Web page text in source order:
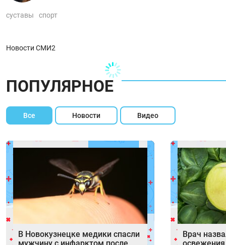
суставы спорт
Новости СМИ2
ПОПУЛЯРНОЕ
Все Новости Видео
В Новокузнецке медики спасли
Врач